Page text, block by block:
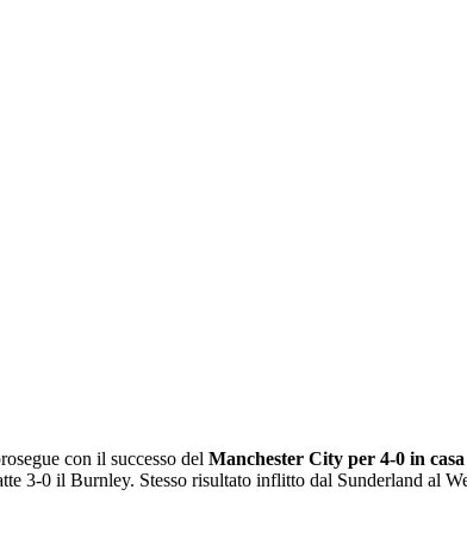
con il successo del Manchester City per 4-0 in
3-0 il Burnley. Stesso risultato inflitto dal Sunderland al